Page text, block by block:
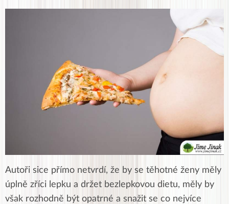
Autoři sice přímo netvrdí, že by se těhotné ženy měly
úplně zříci lepku a držet bezlepkovou dietu, měly by
však rozhodně být opatrné a snažit se co nejvíce